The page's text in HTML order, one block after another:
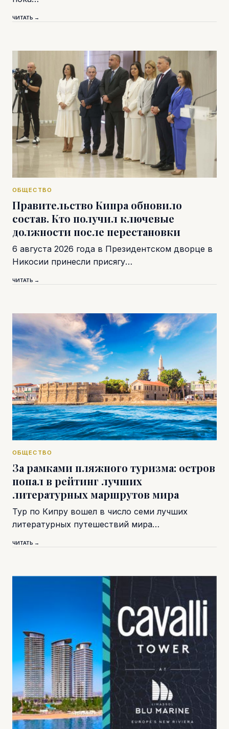
ЧИТАТЬ →
ОБЩЕСТВО
Правительство Кипра обновило
состав. Кто получил ключевые
должности после перестановки
6 августа 2026 года в Президентском дворце в
Никосии принесли присягу…
ЧИТАТЬ →
ОБЩЕСТВО
За рамками пляжного туризма: остров
попал в рейтинг лучших
литературных маршрутов мира
Тур по Кипру вошел в число семи лучших
литературных путешествий мира…
ЧИТАТЬ →